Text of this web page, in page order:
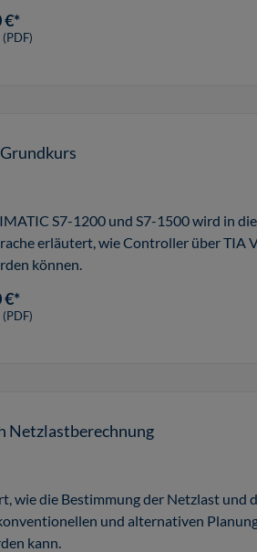
€*
(PDF)
S7-1200 und S7-1500 wird in
erläutert, wie Controller über TIA
können.
€*
(PDF)
Netzlastberechnung
wie die Bestimmung der Netzlast und
und alternativen
kann.